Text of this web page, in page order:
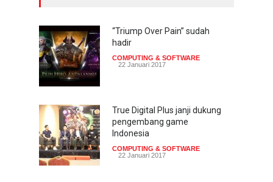
“Triump Over Pain” sudah
hadir
COMPUTING & SOFTWARE
22 Januari 2017
True Digital Plus janji dukung
pengembang game
Indonesia
COMPUTING & SOFTWARE
22 Januari 2017